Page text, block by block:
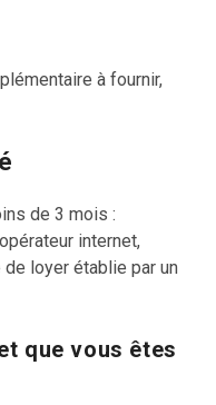
à fournir,
de 3 mois :
internet,
loyer établie par un
que vous êtes